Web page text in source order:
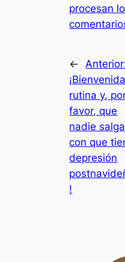
procesan
←
¡Bienvenida
rutina y,
favor, que
nadie salga
con que
depresión
!